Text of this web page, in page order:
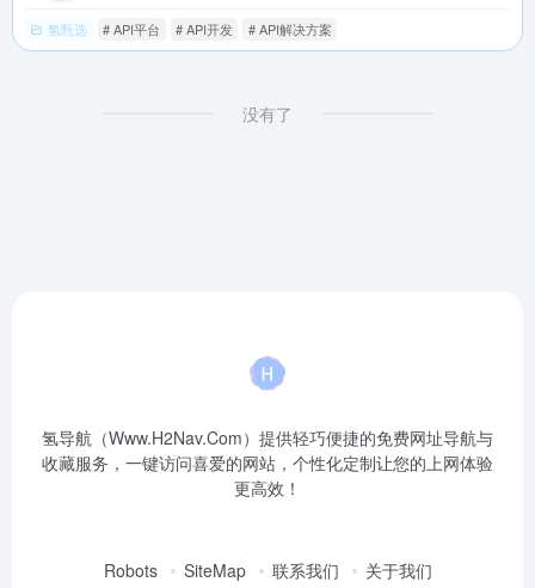
氢甄选 # API平台 # API开发 # API解决方案
没有了
氢导航（Www.H2Nav.Com）提供轻巧便捷的免费网址导航与
收藏服务，一键访问喜爱的网站，个性化定制让您的上网体验
更高效！
Robots SiteMap 联系我们 关于我们